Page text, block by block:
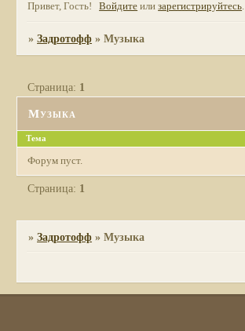
Привет, Гость! Войдите илизарегистрируйтесь.
»Задротофф »Музыка
Музыка
Страница: 1
Тема
Форум пуст.
Страница: 1
»Задротофф »Музыка